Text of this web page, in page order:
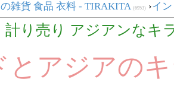
雑貨 食品 衣料 - TIRAKITA (6953)›イ
計り売り アジアンなキ
とアジアの